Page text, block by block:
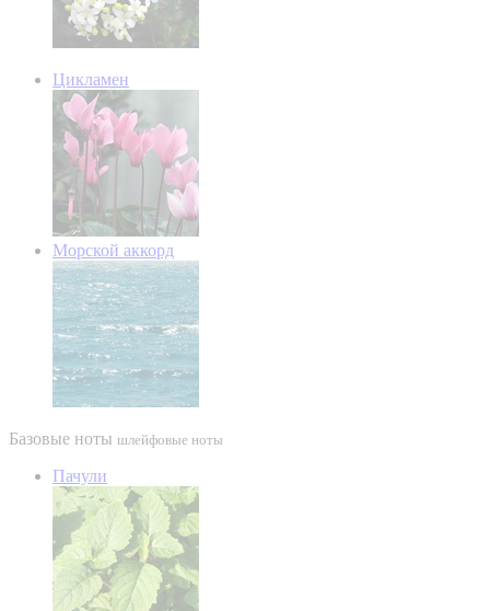
Цикламен
Морской аккорд
Базовые ноты шлейфовые ноты
Пачули